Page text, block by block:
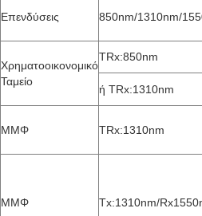
Επενδύσεις 850nm/1310nm/
Χρηματοοικονομικό
Ταμείο
TRx:850nm
ή TRx:1310nm
ΜΜΦ TRx:1310nm
ΜΜΦ Tx:1310nm/